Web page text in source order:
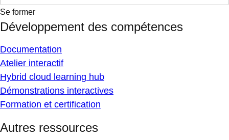
Se former
Développement des compétences
Documentation
Atelier interactif
Hybrid cloud learning hub
Démonstrations interactives
Formation et certification
Autres ressources